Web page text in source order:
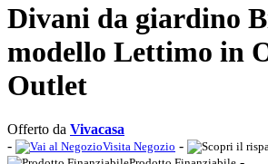
Divani da giardino
modello Lettimo in
Outlet
Offerto da Vivacasa
-
Visita Negozio -